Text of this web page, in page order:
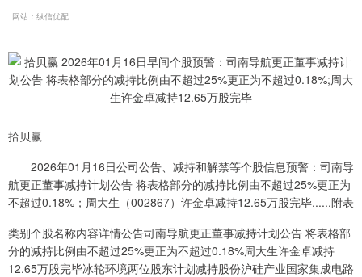
网站：纵信优配
拾贝赢
2026年01月16日公司公告、减持和解禁等个股信息预警：司南导
航更正董事减持计划公告 将表格部分的减持比例由不超过25%更正为
不超过0.18%；周大生（002867）许金卓减持12.65万股完毕......附表
类别个股名称内容详情公告司南导航更正董事减持计划公告 将表格部
分的减持比例由不超过25%更正为不超过0.18%周大生许金卓减持
12.65万股完毕冰轮环境两位股东计划减持股份沪硅产业国家集成电路